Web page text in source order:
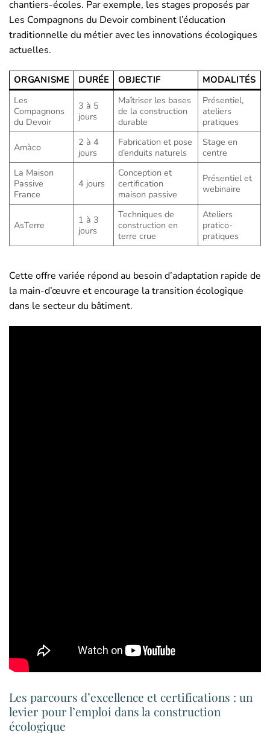
chantiers-écoles. Par exemple, les stages proposés par
Les Compagnons du Devoir combinent l’éducation
traditionnelle du métier avec les innovations écologiques
actuelles.
ORGANISME DURÉE OBJECTIF
MODALITÉS
Les
Compagnons
du Devoir
3 à 5
jours
Maîtriser les bases
de la construction
durable
Présentiel,
ateliers
pratiques
Amàco
2 à 4
jours
Fabrication et pose
d’enduits naturels
Stage en
centre
La Maison
Passive
France
4 jours
Conception et
certification
maison passive
Présentiel et
webinaire
AsTerre
1 à 3
jours
Techniques de
construction en
terre crue
Ateliers
pratico-
pratiques
Cette offre variée répond au besoin d’adaptation rapide de
la main-d’œuvre et encourage la transition écologique
dans le secteur du bâtiment.
Les parcours d’excellence et certifications : un
levier pour l’emploi dans la construction
écologique